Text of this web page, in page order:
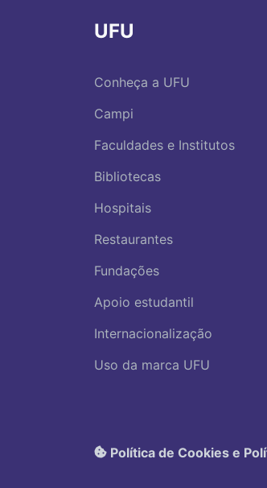
UFU
Conheça a UFU
Campi
Faculdades e Institutos
Bibliotecas
Hospitais
Restaurantes
Fundações
Apoio estudantil
Internacionalização
Uso da marca UFU
Política de Cookies e